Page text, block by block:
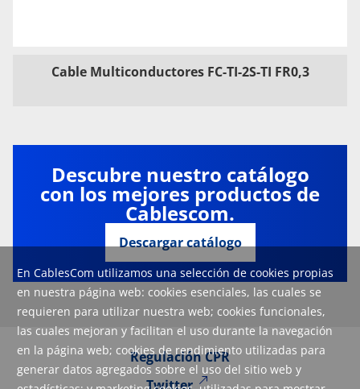
En CablesCom utilizamos una selección de cookies propias
en nuestra página web: cookies esenciales, las cuales se
requieren para utilizar nuestra web; cookies funcionales,
las cuales mejoran y facilitan el uso durante la navegación
en la página web; cookies de rendimiento utilizadas para
generar datos agregados sobre el uso del sitio web y
Cable Multiconductores FC-TI-2S-TI FR0,3
Descubre nuestro catálogo
con los mejores productos de
Cablescom.
Descargar catálogo
Regulación CPR